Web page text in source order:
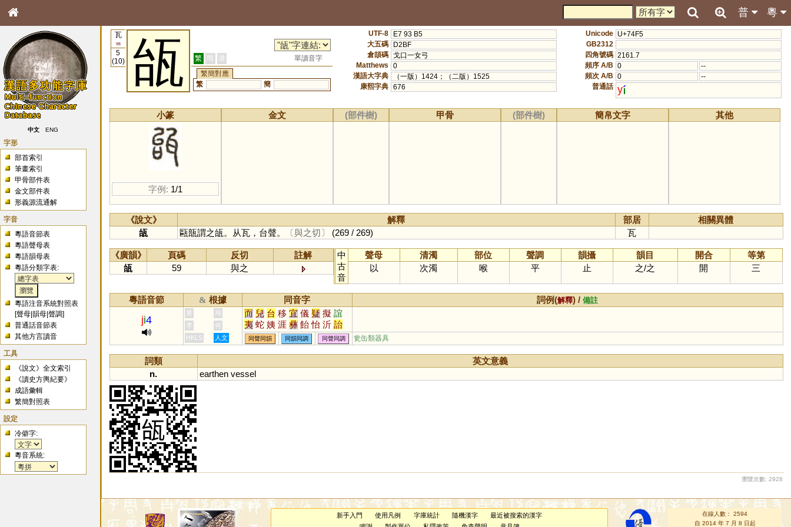
粵
普
中文 ENG
字形
部首索引
筆畫索引
甲骨部件表
金文部件表
形義源流通解
字音
粵語音節表
粵語聲母表
粵語韻母表
粵語分類字表:
粵語注音系統對照表
[聲母 |韻母 |聲調]
普通話音節表
其他方言讀音
工具
《說文》全文索引
《讀史方輿紀要》
成語彙輯
繁簡對照表
設定
冷僻字:
粵音系統:
瓦
98
5
(10)
瓵 繁 簡 港
單讀音字
繁簡對應
繁
簡
UTF-8
E7 93 B5
大五碼
D2BF
倉頡碼 戈口一女弓
Matthews
0
漢語大字典
（一版）1424；（二版）1525
康熙字典 676
Unicode U+74F5
GB2312
四角號碼 2161.7
頻序 A/B 0
--
頻次 A/B 0
--
普通話 y
小篆
字例: 1/1
金文 (部件樹) 甲骨 (部件樹) 簡帛文字 其他
《說文》 解釋 部居
相關異體
瓵
甌瓿謂之瓵。从瓦，台聲。 〔與之切〕 (269 / 269) 瓦
《廣韻》 頁碼 反切
註解
瓵
59 與之
中
古
音
聲母 清濁 部位 聲調 韻攝 韻目 開合
等第
以
次濁 喉 平 止 之/之 開 三
粵語音節 & 根據 同音字 詞例(解釋) /備註
ji4
黃 周 而 兒 台 移 宜 儀 疑 擬 誼
夷 蛇 姨 涯 彝 飴 怡 沂 詒
迤 酏 皚 頤 貽 咦 胰 簃 訑
觺 貤 鮞 痍 荑 宧 臑 嶷 匜
椸 眙 扅 𦣞 侕 胹 洍 沶 溰 崺
异 儿 鸃 鴯 螔 輀 袲 聏 羠
眱 唲 迻 袘 荋 箷 鏔 鉹 蛦
李
何
HKLS
人文 同聲同韻 同韻同調 同聲同調 瓮缶類器具
詞類
英文意義
n.
earthen vessel
瀏覽次數: 2928
新手入門 使用凡例 字庫統計 隨機漢字
最近被搜索的漢字
在線人數： 2594
自 2014 年 7 月 8 日起